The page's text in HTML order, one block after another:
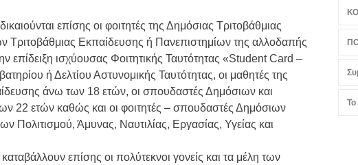
δικαιούνται επίσης οι φοιτητές της Δημόσιας Τριτοβάθμιας
Τριτοβάθμιας Εκπαίδευσης ή Πανεπιστημίων της αλλοδαπής
επίδειξη ισχύουσας Φοιτητικής Ταυτότητας «Student Card –
ή Δελτίου Αστυνομικής Ταυτότητας, οι μαθητές της
άνω των 18 ετών, οι σπουδαστές Δημόσιων και
22 ετών καθώς και οι φοιτητές – σπουδαστές Δημόσιων
Πολιτισμού, Άμυνας, Ναυτιλίας, Εργασίας, Υγείας και
επίσης οι πολύτεκνοι γονείς και τα μέλη των
Το